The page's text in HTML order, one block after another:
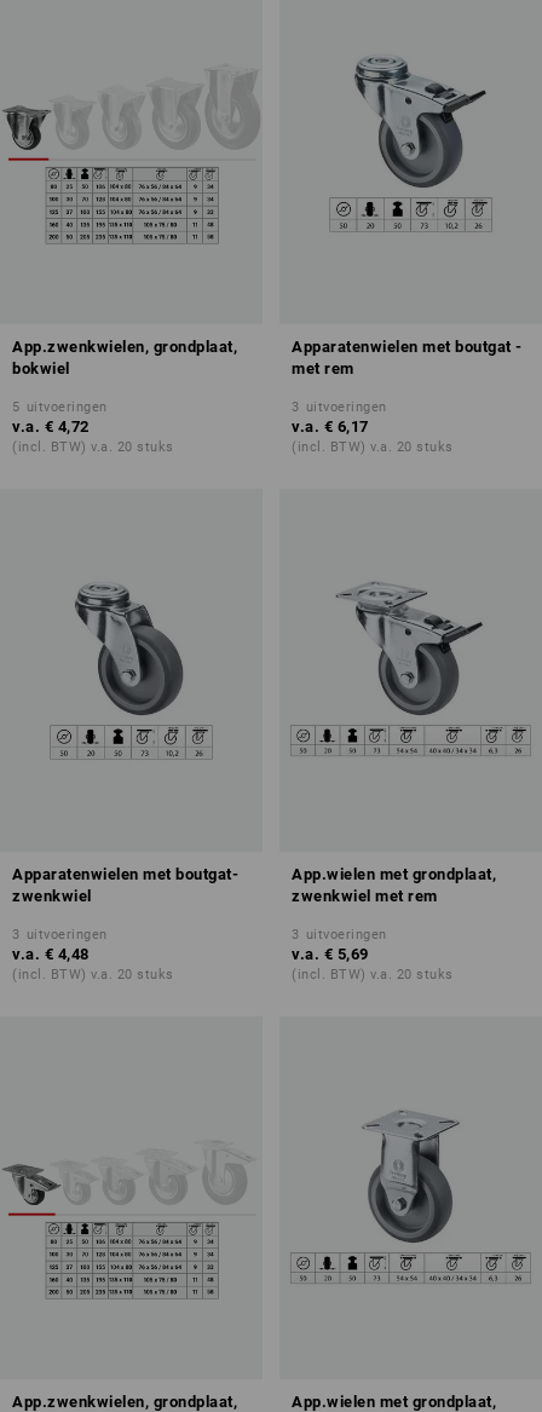
App.zwenkwielen, grondplaat,
bokwiel
5 uitvoeringen
v.a. € 4,72
(incl. BTW) v.a. 20 stuks
Apparatenwielen met boutgat -
met rem
3 uitvoeringen
v.a. € 6,17
(incl. BTW) v.a. 20 stuks
Apparatenwielen met boutgat-
zwenkwiel
3 uitvoeringen
v.a. € 4,48
(incl. BTW) v.a. 20 stuks
App.wielen met grondplaat,
zwenkwiel met rem
3 uitvoeringen
v.a. € 5,69
(incl. BTW) v.a. 20 stuks
App.zwenkwielen, grondplaat,
App.wielen met grondplaat,